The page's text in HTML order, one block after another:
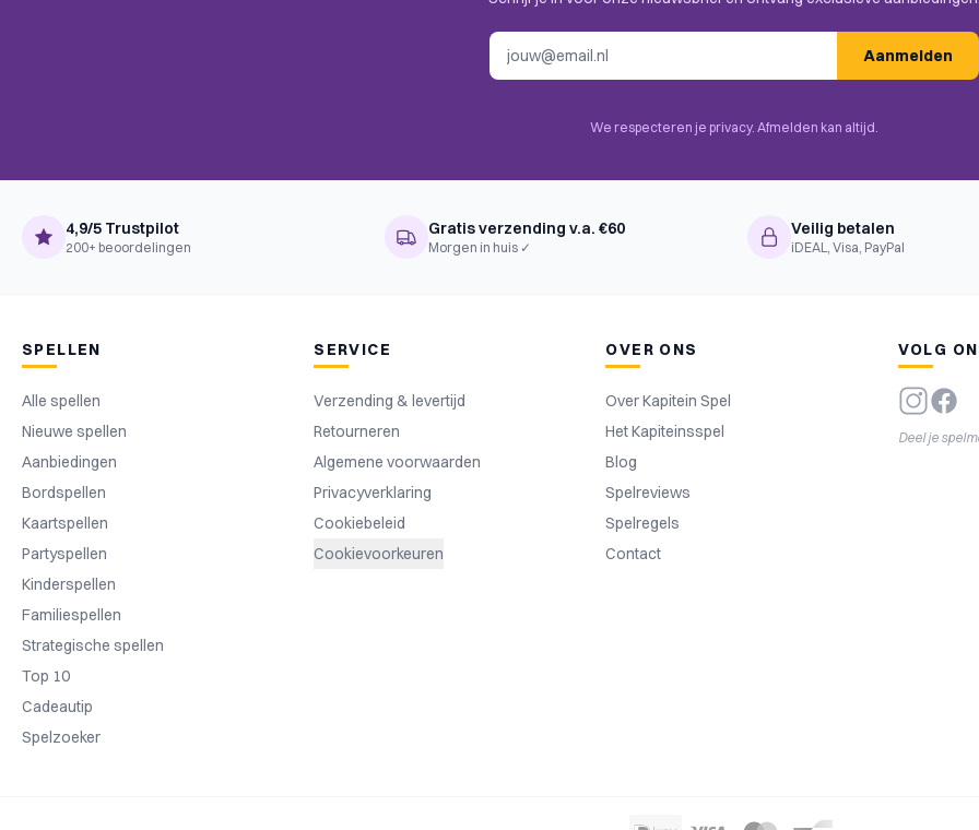
Action Points, Cooperative Game, Hand Management, Point to
Point Movement, Set Collection, Simulation, Trading, Variable
Aanmelden
We respecteren je privacy. Afmelden kan altijd.
4,9/5 Trustpilot
200+ beoordelingen
Gratis verzending v.a. €60
Morgen in huis ✓
Veilig betalen
iDEAL, Visa, PayPal
SPELLEN
Alle spellen
Nieuwe spellen
Aanbiedingen
Bordspellen
Kaartspellen
Partyspellen
Kinderspellen
Familiespellen
Strategische spellen
Top 10
Cadeautip
Spelzoeker
SERVICE
Verzending & levertijd
Retourneren
Algemene voorwaarden
Privacyverklaring
Cookiebeleid
Cookievoorkeuren
OVER ONS
Over Kapitein Spel
Het Kapiteinsspel
Blog
Spelreviews
Spelregels
Contact
VOLG
Deel je